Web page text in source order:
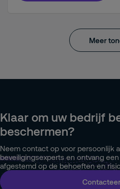
Meer
Klaar om uw bedrijf
beschermen?
Neem contact op voor persoonlijk
beveiligingsexperts en ontvang
afgestemd op de behoeften en